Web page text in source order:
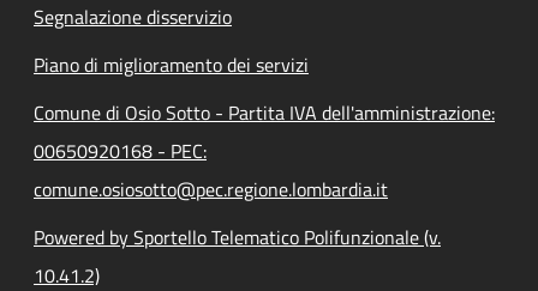
Segnalazione disservizio
Piano di miglioramento dei servizi
Comune di Osio Sotto - Partita IVA dell'amministrazione:
00650920168 - PEC:
comune.osiosotto@pec.regione.lombardia.it
Powered by Sportello Telematico Polifunzionale (v.
10.41.2)